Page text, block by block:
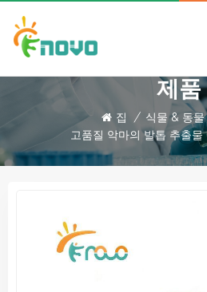
제품
집 / 식물 & 동
고품질 악마의 ​​발톱 추출